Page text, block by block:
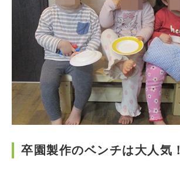
卒園製作のベンチは大人気！